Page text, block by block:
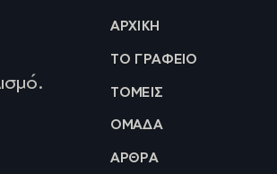
ΑΡΧΙΚΉ
ΤΟ ΓΡΑΦΕΊΟ
ΤΟΜΕΊΣ
ΟΜΆΔΑ
ΆΡΘΡΑ